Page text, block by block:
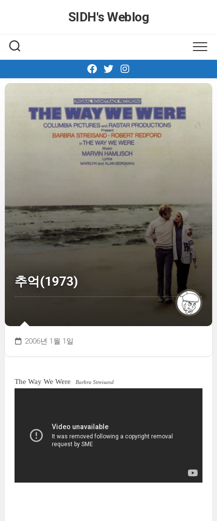
SIDH′s Weblog
추억(1973)
2006년 1월 1일
The Way We Were Barbra Streisand